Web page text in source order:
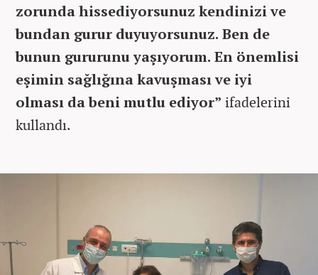
zorunda hissediyorsunuz kendinizi ve
bundan gurur duyuyorsunuz. Ben de
bunun gururunu yaşıyorum. En önemlisi
eşimin sağlığına kavuşması ve iyi
olması da beni mutlu ediyor” ifadelerini
kullandı.